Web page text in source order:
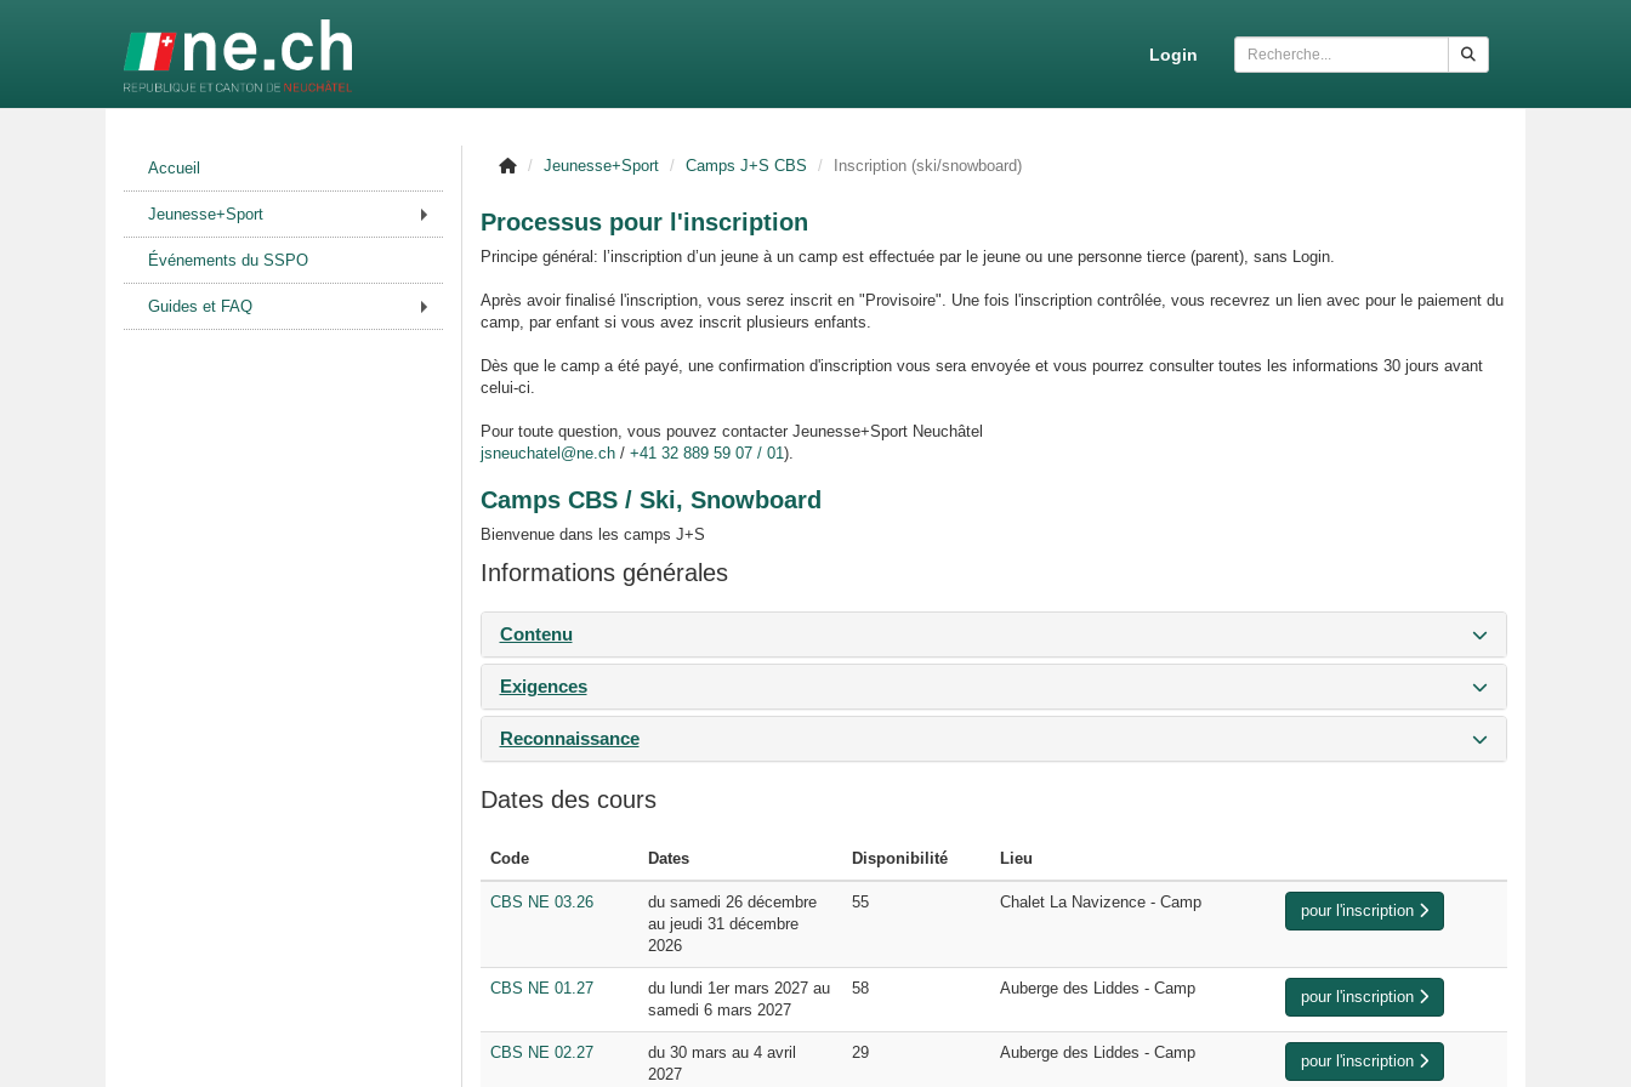
Login
Accueil
Jeunesse+Sport
Événements du SSPO
Guides et FAQ
Jeunesse+Sport Camps J+S CBS Inscription (ski/snowboard)
Processus pour l'inscription
Principe général: l’inscription d’un jeune à un camp est effectuée par le jeune ou une personne tierce (parent), sans Login.
Après avoir finalisé l'inscription, vous serez inscrit en "Provisoire". Une fois l'inscription contrôlée, vous recevrez un lien avec pour le paiement du
camp, par enfant si vous avez inscrit plusieurs enfants.
Dès que le camp a été payé, une confirmation d'inscription vous sera envoyée et vous pourrez consulter toutes les informations 30 jours avant
celui-ci.
Pour toute question, vous pouvez contacter Jeunesse+Sport Neuchâtel
jsneuchatel@ne.ch/ +41 32 889 59 07 / 01).
Camps CBS / Ski, Snowboard
Bienvenue dans les camps J+S
Informations générales
Contenu
Exigences
Reconnaissance
Dates des cours
Code Dates Disponibilité Lieu
CBS NE 03.26
du samedi 26 décembre
au jeudi 31 décembre
2026
55 Chalet La Navizence - Camp pour l'inscription
CBS NE 01.27
du lundi 1er mars 2027 au
samedi 6 mars 2027
58 Auberge des Liddes - Camp pour l'inscription
CBS NE 02.27
du 30 mars au 4 avril
2027
29 Auberge des Liddes - Camp pour l'inscription